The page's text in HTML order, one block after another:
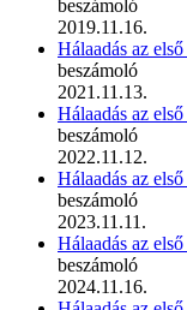
beszámoló
2019.11.16.
Hálaadás az
beszámoló
2021.11.13.
Hálaadás az
beszámoló
2022.11.12.
Hálaadás az
beszámoló
2023.11.11.
Hálaadás az
beszámoló
2024.11.16.